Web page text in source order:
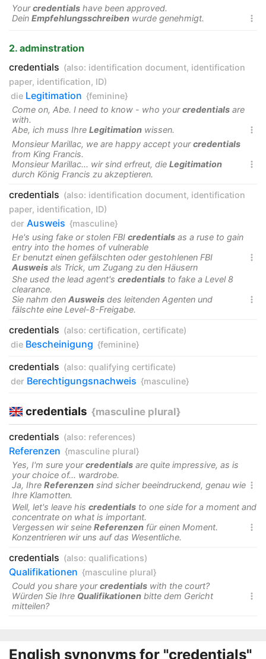
Yourcredentials have been approved.

Dein Empfehlungsschreiben wurde genehmigt.
2. adminstration
credentials (also: identification document, identification
paper, identification, ID)
die Legitimation {feminine}
Come on, Abe. I need to know - who yourcredentials are
with.

Abe, ich muss Ihre Legitimation wissen.
Monsieur Marillac, we are happy accept yourcredentials
from King Francis.

Monsieur Marillac... wir sind erfreut, die Legitimation
durch König Francis zu akzeptieren.
credentials (also: identification document, identification
paper, identification, ID)
der Ausweis {masculine}
He's using fake or stolen FBI credentials as a ruse to gain
entry into the homes of vulnerable

Er benutzt einen gefälschten oder gestohlenen FBI
Ausweis als Trick, um Zugang zu den Häusern
She used the lead agent's credentials to fake a Level 8
clearance.

Sie nahm den Ausweis des leitenden Agenten und
fälschte eine Level-8-Freigabe.
credentials (also: certification, certificate)
die Bescheinigung {feminine}
credentials (also: qualifying certificate)
der Berechtigungsnachweis {masculine}
credentials {masculine plural}
credentials (also: references)
Referenzen {masculine plural}
Yes, I'm sure yourcredentials are quite impressive, as is
your choice of... wardrobe.

Ja, Ihre Referenzen sind sicher beeindruckend, genau wie
Ihre Klamotten.
Well, let's leave his credentials to one side for a moment and
concentrate on what is important.

Vergessen wir seine Referenzen für einen Moment.
Konzentrieren wir uns auf das Wesentliche.
credentials (also: qualifications)
Qualifikationen {masculine plural}
Could you share yourcredentials with the court?

Würden Sie Ihre Qualifikationen bitte dem Gericht
mitteilen?
English synonyms for "credentials"